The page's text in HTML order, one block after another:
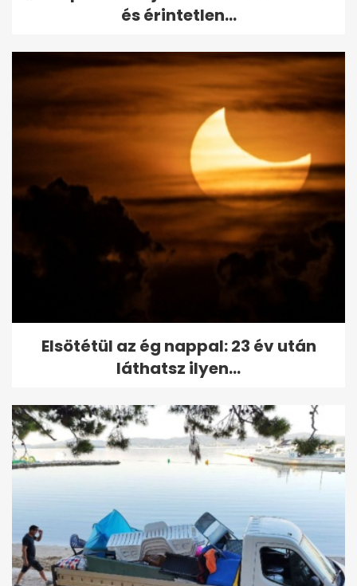
és érintetlen...
Elsötétül az ég nappal: 23 év után
láthatsz ilyen...